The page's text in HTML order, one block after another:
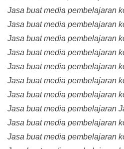
Jasa buat media pembelajaran
Jasa buat media pembelajaran
Jasa buat media pembelajaran
Jasa buat media pembelajaran
Jasa buat media pembelajaran
Jasa buat media pembelajaran
Jasa buat media pembelajaran
Jasa buat media pembelajaran
Jasa buat media pembelajaran
Jasa buat media pembelajaran